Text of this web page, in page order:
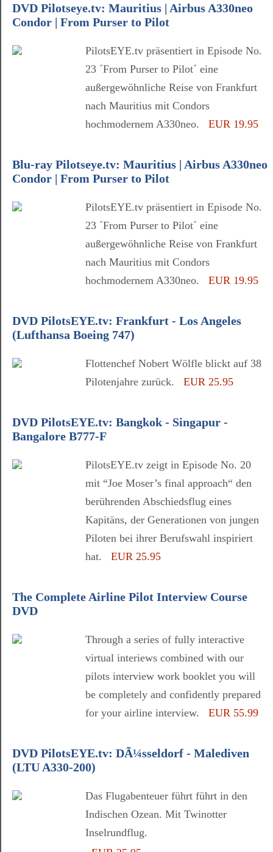
DVD Pilotseye.tv: Mauritius | Airbus A330neo
Condor | From Purser to Pilot
PilotsEYE.tv präsentiert in Episode No.
23 ´From Purser to Pilot´ eine
außergewöhnliche Reise von Frankfurt
nach Mauritius mit Condors
hochmodernem A330neo. EUR 19.95
Blu-ray Pilotseye.tv: Mauritius | Airbus A330neo
Condor | From Purser to Pilot
PilotsEYE.tv präsentiert in Episode No.
23 ´From Purser to Pilot´ eine
außergewöhnliche Reise von Frankfurt
nach Mauritius mit Condors
hochmodernem A330neo. EUR 19.95
DVD PilotsEYE.tv: Frankfurt - Los Angeles
(Lufthansa Boeing 747)
Flottenchef Nobert Wölfle blickt auf 38
Pilotenjahre zurück. EUR 25.95
DVD PilotsEYE.tv: Bangkok - Singapur -
Bangalore B777-F
PilotsEYE.tv zeigt in Episode No. 20
mit “Joe Moser’s final approach“ den
berührenden Abschiedsflug eines
Kapitäns, der Generationen von jungen
Piloten bei ihrer Berufswahl inspiriert
hat. EUR 25.95
The Complete Airline Pilot Interview Course
DVD
Through a series of fully interactive
virtual interiews combined with our
pilots interview work booklet you will
be completely and confidently prepared
for your airline interview. EUR 55.99
DVD PilotsEYE.tv: DÃ¼sseldorf - Malediven
(LTU A330-200)
Das Flugabenteuer führt führt in den
Indischen Ozean. Mit Twinotter
Inselrundflug.